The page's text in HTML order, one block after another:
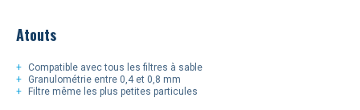
Atouts
Compatible avec tous les filtres à sable
Granulométrie entre 0,4 et 0,8 mm
Filtre même les plus petites particules